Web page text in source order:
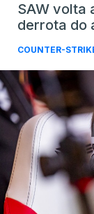
SAW volta
derrota do
COUNTER-